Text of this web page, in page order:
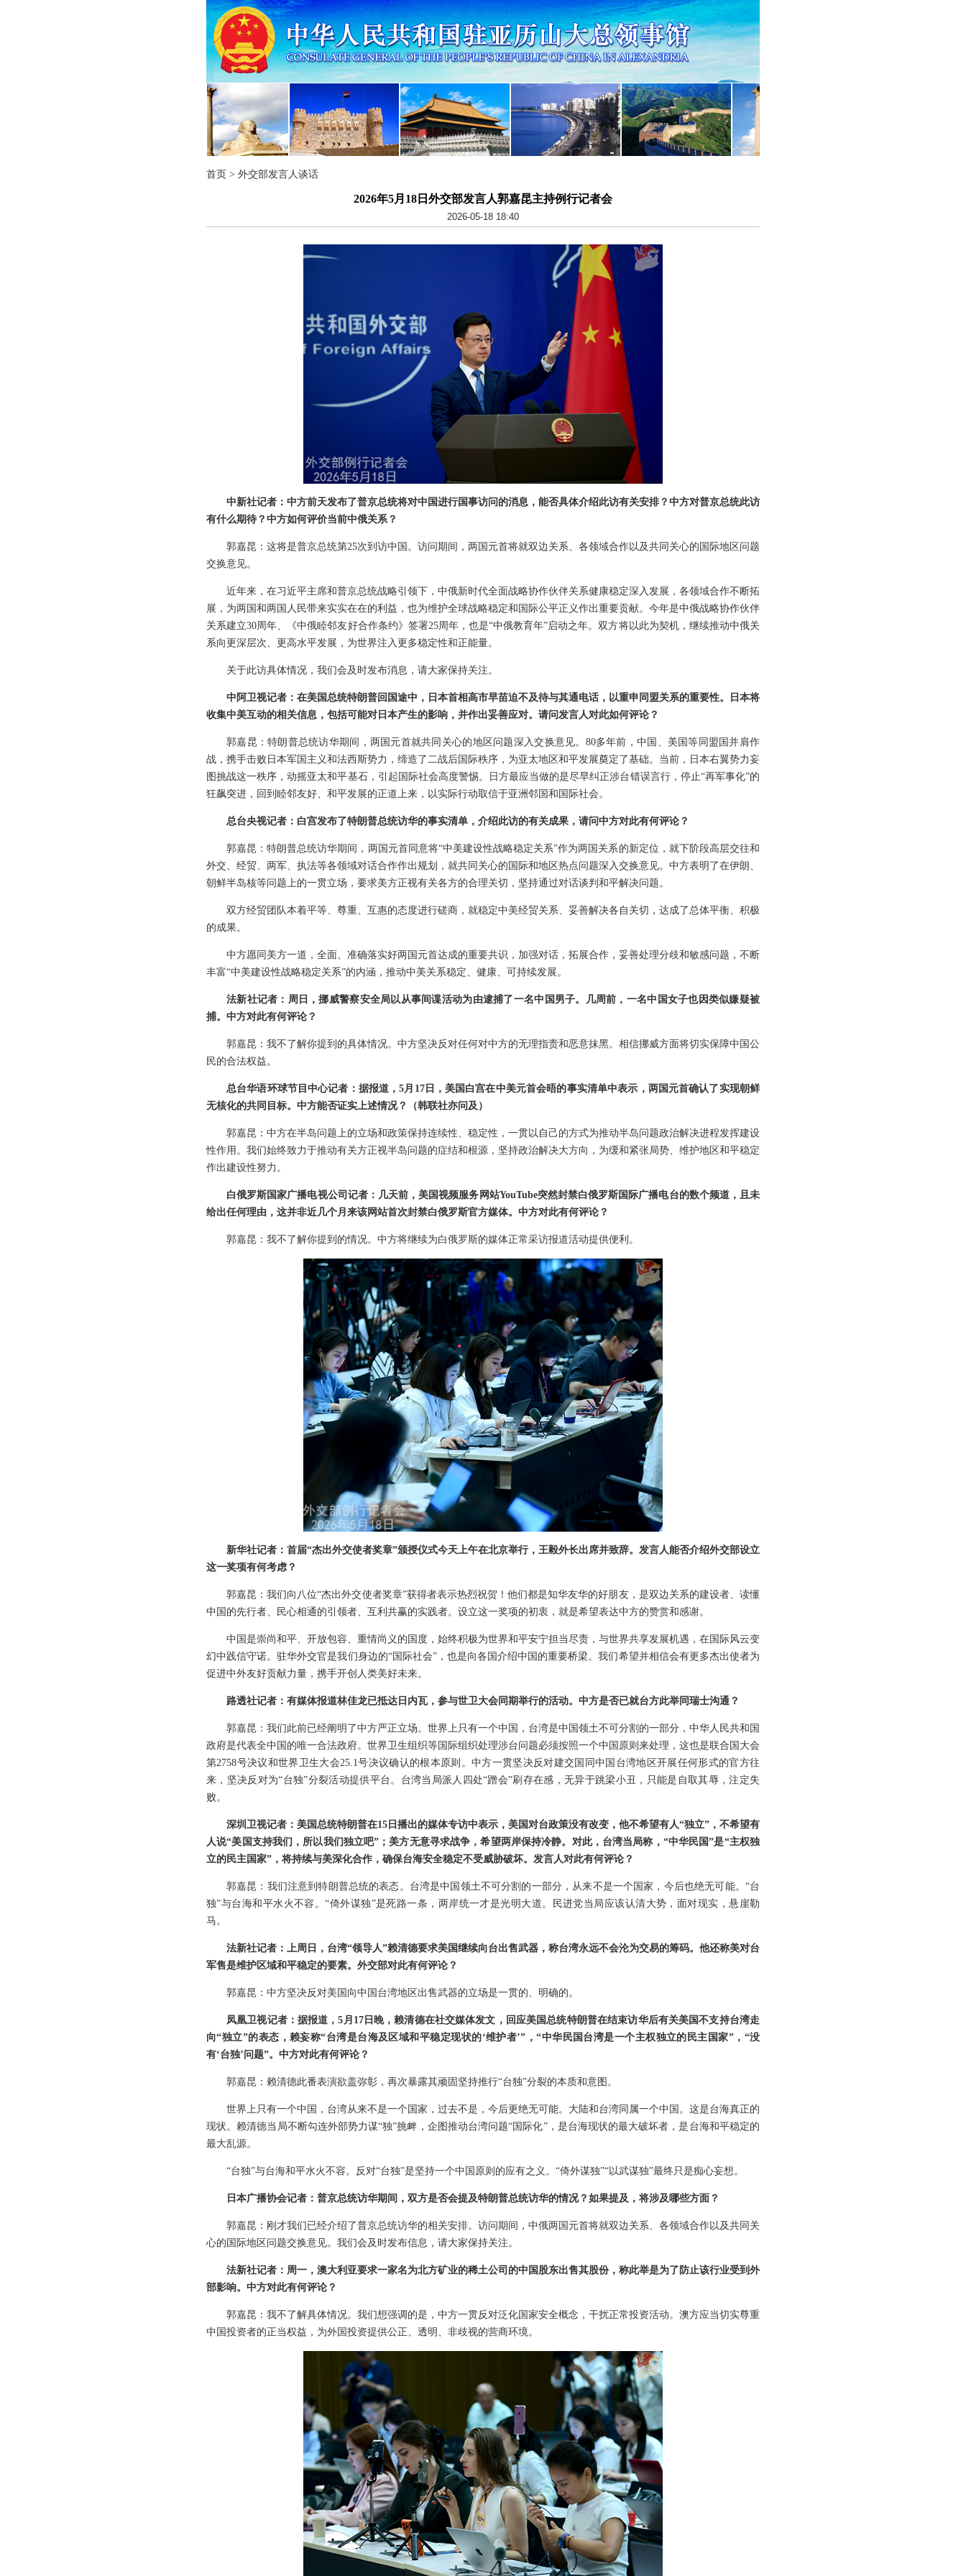
首页 > 外交部发言人谈话
2026年5月18日外交部发言人郭嘉昆主持例行记者会
2026-05-18 18:40
中新社记者：中方前天发布了普京总统将对中国进行国事访问的消息，能否具体介绍此访有关安排？中方对普京总统此访
有什么期待？中方如何评价当前中俄关系？
郭嘉昆：这将是普京总统第25次到访中国。访问期间，两国元首将就双边关系、各领域合作以及共同关心的国际地区问题
交换意见。
近年来，在习近平主席和普京总统战略引领下，中俄新时代全面战略协作伙伴关系健康稳定深入发展，各领域合作不断拓
展，为两国和两国人民带来实实在在的利益，也为维护全球战略稳定和国际公平正义作出重要贡献。今年是中俄战略协作伙伴
关系建立30周年、《中俄睦邻友好合作条约》签署25周年，也是“中俄教育年”启动之年。双方将以此为契机，继续推动中俄关
系向更深层次、更高水平发展，为世界注入更多稳定性和正能量。
关于此访具体情况，我们会及时发布消息，请大家保持关注。
中阿卫视记者：在美国总统特朗普回国途中，日本首相高市早苗迫不及待与其通电话，以重申同盟关系的重要性。日本将
收集中美互动的相关信息，包括可能对日本产生的影响，并作出妥善应对。请问发言人对此如何评论？
郭嘉昆：特朗普总统访华期间，两国元首就共同关心的地区问题深入交换意见。80多年前，中国、美国等同盟国并肩作
战，携手击败日本军国主义和法西斯势力，缔造了二战后国际秩序，为亚太地区和平发展奠定了基础。当前，日本右翼势力妄
图挑战这一秩序，动摇亚太和平基石，引起国际社会高度警惕。日方最应当做的是尽早纠正涉台错误言行，停止“再军事化”的
狂飙突进，回到睦邻友好、和平发展的正道上来，以实际行动取信于亚洲邻国和国际社会。
总台央视记者：白宫发布了特朗普总统访华的事实清单，介绍此访的有关成果，请问中方对此有何评论？
郭嘉昆：特朗普总统访华期间，两国元首同意将“中美建设性战略稳定关系”作为两国关系的新定位，就下阶段高层交往和
外交、经贸、两军、执法等各领域对话合作作出规划，就共同关心的国际和地区热点问题深入交换意见。中方表明了在伊朗、
朝鲜半岛核等问题上的一贯立场，要求美方正视有关各方的合理关切，坚持通过对话谈判和平解决问题。
双方经贸团队本着平等、尊重、互惠的态度进行磋商，就稳定中美经贸关系、妥善解决各自关切，达成了总体平衡、积极
的成果。
中方愿同美方一道，全面、准确落实好两国元首达成的重要共识，加强对话，拓展合作，妥善处理分歧和敏感问题，不断
丰富“中美建设性战略稳定关系”的内涵，推动中美关系稳定、健康、可持续发展。
法新社记者：周日，挪威警察安全局以从事间谍活动为由逮捕了一名中国男子。几周前，一名中国女子也因类似嫌疑被
捕。中方对此有何评论？
郭嘉昆：我不了解你提到的具体情况。中方坚决反对任何对中方的无理指责和恶意抹黑。相信挪威方面将切实保障中国公
民的合法权益。
总台华语环球节目中心记者：据报道，5月17日，美国白宫在中美元首会晤的事实清单中表示，两国元首确认了实现朝鲜
无核化的共同目标。中方能否证实上述情况？（韩联社亦问及）
郭嘉昆：中方在半岛问题上的立场和政策保持连续性、稳定性，一贯以自己的方式为推动半岛问题政治解决进程发挥建设
性作用。我们始终致力于推动有关方正视半岛问题的症结和根源，坚持政治解决大方向，为缓和紧张局势、维护地区和平稳定
作出建设性努力。
白俄罗斯国家广播电视公司记者：几天前，美国视频服务网站YouTube突然封禁白俄罗斯国际广播电台的数个频道，且未
给出任何理由，这并非近几个月来该网站首次封禁白俄罗斯官方媒体。中方对此有何评论？
郭嘉昆：我不了解你提到的情况。中方将继续为白俄罗斯的媒体正常采访报道活动提供便利。
新华社记者：首届“杰出外交使者奖章”颁授仪式今天上午在北京举行，王毅外长出席并致辞。发言人能否介绍外交部设立
这一奖项有何考虑？
郭嘉昆：我们向八位“杰出外交使者奖章”获得者表示热烈祝贺！他们都是知华友华的好朋友，是双边关系的建设者、读懂
中国的先行者、民心相通的引领者、互利共赢的实践者。设立这一奖项的初衷，就是希望表达中方的赞赏和感谢。
中国是崇尚和平、开放包容、重情尚义的国度，始终积极为世界和平安宁担当尽责，与世界共享发展机遇，在国际风云变
幻中践信守诺。驻华外交官是我们身边的“国际社会”，也是向各国介绍中国的重要桥梁。我们希望并相信会有更多杰出使者为
促进中外友好贡献力量，携手开创人类美好未来。
路透社记者：有媒体报道林佳龙已抵达日内瓦，参与世卫大会同期举行的活动。中方是否已就台方此举同瑞士沟通？
郭嘉昆：我们此前已经阐明了中方严正立场。世界上只有一个中国，台湾是中国领土不可分割的一部分，中华人民共和国
政府是代表全中国的唯一合法政府。世界卫生组织等国际组织处理涉台问题必须按照一个中国原则来处理，这也是联合国大会
第2758号决议和世界卫生大会25.1号决议确认的根本原则。中方一贯坚决反对建交国同中国台湾地区开展任何形式的官方往
来，坚决反对为“台独”分裂活动提供平台。台湾当局派人四处“蹭会”刷存在感，无异于跳梁小丑，只能是自取其辱，注定失
败。
深圳卫视记者：美国总统特朗普在15日播出的媒体专访中表示，美国对台政策没有改变，他不希望有人“独立”，不希望有
人说“美国支持我们，所以我们独立吧”；美方无意寻求战争，希望两岸保持冷静。对此，台湾当局称，“中华民国”是“主权独
立的民主国家”，将持续与美深化合作，确保台海安全稳定不受威胁破坏。发言人对此有何评论？
郭嘉昆：我们注意到特朗普总统的表态。台湾是中国领土不可分割的一部分，从来不是一个国家，今后也绝无可能。“台
独”与台海和平水火不容。“倚外谋独”是死路一条，两岸统一才是光明大道。民进党当局应该认清大势，面对现实，悬崖勒
马。
法新社记者：上周日，台湾“领导人”赖清德要求美国继续向台出售武器，称台湾永远不会沦为交易的筹码。他还称美对台
军售是维护区域和平稳定的要素。外交部对此有何评论？
郭嘉昆：中方坚决反对美国向中国台湾地区出售武器的立场是一贯的、明确的。
凤凰卫视记者：据报道，5月17日晚，赖清德在社交媒体发文，回应美国总统特朗普在结束访华后有关美国不支持台湾走
向“独立”的表态，赖妄称“台湾是台海及区域和平稳定现状的‘维护者’”，“中华民国台湾是一个主权独立的民主国家”，“没
有‘台独’问题”。中方对此有何评论？
郭嘉昆：赖清德此番表演欲盖弥彰，再次暴露其顽固坚持推行“台独”分裂的本质和意图。
世界上只有一个中国，台湾从来不是一个国家，过去不是，今后更绝无可能。大陆和台湾同属一个中国。这是台海真正的
现状。赖清德当局不断勾连外部势力谋“独”挑衅，企图推动台湾问题“国际化”，是台海现状的最大破坏者，是台海和平稳定的
最大乱源。
“台独”与台海和平水火不容。反对“台独”是坚持一个中国原则的应有之义。“倚外谋独”“以武谋独”最终只是痴心妄想。
日本广播协会记者：普京总统访华期间，双方是否会提及特朗普总统访华的情况？如果提及，将涉及哪些方面？
郭嘉昆：刚才我们已经介绍了普京总统访华的相关安排。访问期间，中俄两国元首将就双边关系、各领域合作以及共同关
心的国际地区问题交换意见。我们会及时发布信息，请大家保持关注。
法新社记者：周一，澳大利亚要求一家名为北方矿业的稀土公司的中国股东出售其股份，称此举是为了防止该行业受到外
部影响。中方对此有何评论？
郭嘉昆：我不了解具体情况。我们想强调的是，中方一贯反对泛化国家安全概念，干扰正常投资活动。澳方应当切实尊重
中国投资者的正当权益，为外国投资提供公正、透明、非歧视的营商环境。